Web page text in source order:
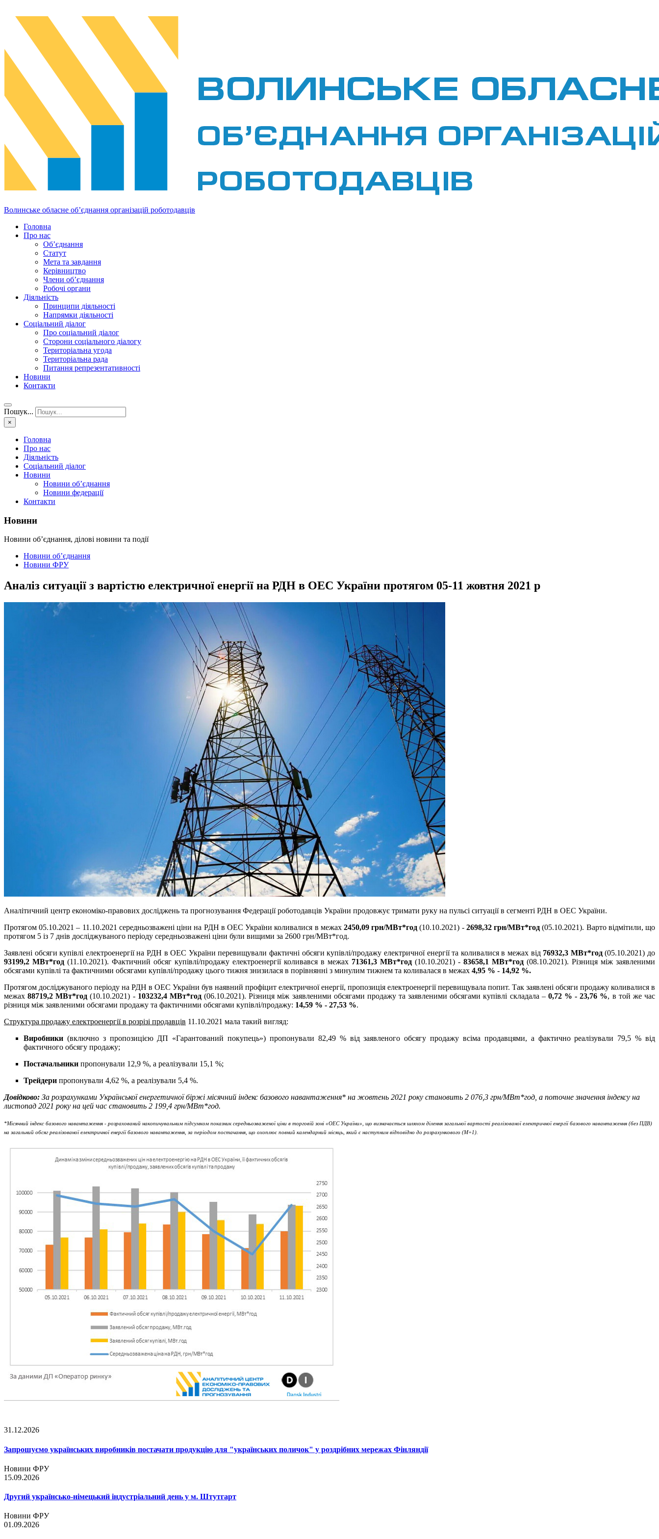
Волинське обласне об’єднання організацій роботодавців
Головна
Про нас
Об’єднання
Статут
Мета та завдання
Керівництво
Члени об’єднання
Робочі органи
Діяльність
Принципи діяльності
Напрямки діяльності
Соціальний діалог
Про соціальний діалог
Сторони соціального діалогу
Територіальна угода
Територіальна рада
Питання репрезентативності
Новини
Контакти
Пошук...
×
Головна
Про нас
Діяльність
Соціальний діалог
Новини
Новини об’єднання
Новини федерації
Контакти
Новини
Новини об’єднання, ділові новини та події
Новини об’єднання
Новини ФРУ
Аналіз ситуації з вартістю електричної енергії на РДН в ОЕС України протягом 05-11 жовтня 2021 р
Аналітичний центр економіко-правових досліджень та прогнозування Федерації роботодавців України продовжує тримати руку на пульсі ситуації в сегменті РДН в ОЕС України.
Протягом 05.10.2021 – 11.10.2021 середньозважені ціни на РДН в ОЕС України коливалися в межах2450,09 грн/МВт*год (10.10.2021) -2698,32 грн/МВт*год (05.10.2021). Варто відмітили, що
протягом 5 із 7 днів досліджуваного періоду середньозважені ціни були вищими за 2600 грн/МВт*год.
Заявлені обсяги купівлі електроенергії на РДН в ОЕС України перевищували фактичні обсяги купівлі/продажу електричної енергії та коливалися в межах від 76932,3 МВт*год(05.10.2021) до
93199,2 МВт*год (11.10.2021). Фактичний обсяг купівлі/продажу електроенергії коливався в межах 71361,3 МВт*год (10.10.2021) - 83658,1 МВт*год (08.10.2021). Різниця між заявленими
обсягами купівлі та фактичними обсягами купівлі/продажу цього тижня знизилася в порівнянні з минулим тижнем та коливалася в межах 4,95 % - 14,92 %.
Протягом досліджуваного періоду на РДН в ОЕС України був наявний профіцит електричної енергії, пропозиція електроенергії перевищувала попит. Так заявлені обсяги продажу коливалися в
межах88719,2 МВт*год (10.10.2021) - 103232,4 МВт*год(06.10.2021). Різниця між заявленими обсягами продажу та заявленими обсягами купівлі складала – 0,72 % - 23,76 %, в той же час
різниця між заявленими обсягами продажу та фактичними обсягами купівлі/продажу: 14,59 % - 27,53 %.
Структура продажу електроенергії в розрізі продавців 11.10.2021 мала такий вигляд:
Виробники (включно з пропозицією ДП «Гарантований покупець») пропонували 82,49 % від заявленого обсягу продажу всіма продавцями, а фактично реалізували 79,5 % від
фактичного обсягу продажу;
Постачальники пропонували 12,9 %, а реалізували 15,1 %;
Трейдери пропонували 4,62 %, а реалізували 5,4 %.
Довідково: За розрахунками Української енергетичної біржі місячний індекс базового навантаження* на жовтень 2021 року становить 2 076,3 грн/МВт*год, а поточне значення індексу на
листопад 2021 року на цей час становить 2 199,4 грн/МВт*год.
*Місячний індекс базового навантаження - розрахований накопичувальним підсумком показник середньозваженої ціни в торговій зоні «ОЕС України», що визначається шляхом ділення загальної вартості реалізованої електричної енергії базового навантаження (без ПДВ)
на загальний обсяг реалізованої електричної енергії базового навантаження, за періодом постачання, що охоплює повний календарний місяць, який є наступним відповідно до розрахункового (М+1).
31.12.2026
Запрошуємо українських виробників постачати продукцію для "українських поличок" у роздрібних мережах Фінляндії
Новини ФРУ
15.09.2026
Другий українсько-німецький індустріальний день у м. Штутгарт
Новини ФРУ
01.09.2026